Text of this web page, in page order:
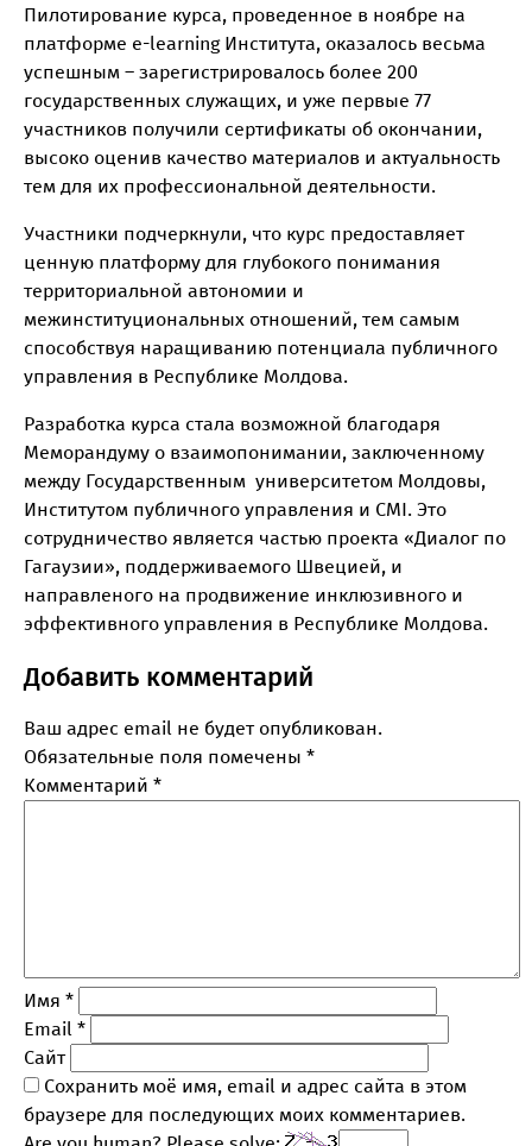
Пилотирование курса, проведенное в ноябре на
платформе e-learning Института, оказалось весьма
успешным – зарегистрировалось более 200
государственных служащих, и уже первые 77
участников получили сертификаты об окончании,
высоко оценив качество материалов и актуальность
тем для их профессиональной деятельности.
Участники подчеркнули, что курс предоставляет
ценную платформу для глубокого понимания
территориальной автономии и
межинституциональных отношений, тем самым
способствуя наращиванию потенциала публичного
управления в Республике Молдова.
Разработка курса стала возможной благодаря
Меморандуму о взаимопонимании, заключенному
между Государственным университетом Молдовы,
Институтом публичного управления и CMI. Это
сотрудничество является частью проекта «Диалог по
Гагаузии», поддерживаемого Швецией, и
направленого на продвижение инклюзивного и
эффективного управления в Республике Молдова.
Добавить комментарий
Ваш адрес email не будет опубликован.
Обязательные поля помечены *
Комментарий *
Имя *
Email *
Сайт
Сохранить моё имя, email и адрес сайта в этом
браузере для последующих моих комментариев.